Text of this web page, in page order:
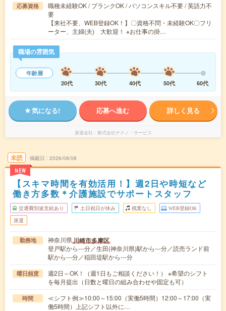
応募資格
職種未経験OK / ブランクOK / パソコンスキル不要 / 英語力不
要
【来社不要、WEB登録OK！】〇資格不問・未経験OK〇フリ
ーター、主婦(夫) 大歓迎！ ※お仕事の掛…
職場の雰囲気
年齢層
20代
30代 40代 50代 60代
気になる! 応募へ進む 詳しく見る
派遣会社 株式会社テクノ・サービス
未読
NEW
掲載日 2026/08/08
【スキマ時間を有効活用！】週2日や時短など
働き方多数＊介護施設でサポートスタッフ
交通費別途支給あり 土日祝日が休み 残業なし WEB登録OK
派遣
勤務地 神奈川県川崎市多摩区
登戸駅から---分／生田(神奈川県)駅から---分／読売ランド前
駅から---分／稲田堤駅から---分
曜日頻度
週2日～OK！（週1日もご相談ください！） ※希望のシフト
を毎月提出（日数と曜日の組み合わせや固定も可）
時間
≪シフト例≫10:00～15:00（実働5時間）12:00～17:00（実
働5時間）上記シフト以外に…